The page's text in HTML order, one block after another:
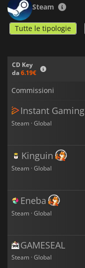
Steam
Tutte le tipologie
CD Key
da6.19€
Commissioni
Instant Gaming
Steam · Global
Kinguin
Steam · Global
Eneba
Steam · Global
GAMESEAL
Steam · Global